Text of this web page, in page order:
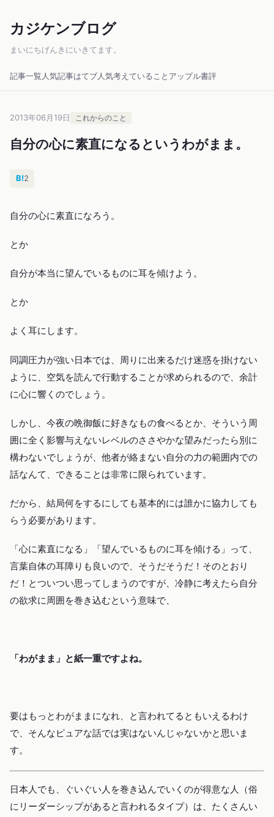
カジケンブログ
まいにちげんきにいきてます。
記事一覧 人気記事はてブ人気考えていること アップル書評
2013年06月19日 これからのこと
自分の心に素直になるというわがまま。
B!2
自分の心に素直になろう。
とか
自分が本当に望んでいるものに耳を傾けよう。
とか
よく耳にします。
同調圧力が強い日本では、周りに出来るだけ迷惑を掛けない
ように、空気を読んで行動することが求められるので、余計
に心に響くのでしょう。
しかし、今夜の晩御飯に好きなもの食べるとか、そういう周
囲に全く影響与えないレベルのささやかな望みだったら別に
構わないでしょうが、他者が絡まない自分の力の範囲内での
話なんて、できることは非常に限られています。
だから、結局何をするにしても基本的には誰かに協力しても
らう必要があります。
「心に素直になる」「望んでいるものに耳を傾ける」って、
言葉自体の耳障りも良いので、そうだそうだ！そのとおり
だ！とついつい思ってしまうのですが、冷静に考えたら自分
の欲求に周囲を巻き込むという意味で、
「わがまま」と紙一重ですよね。
要はもっとわがままになれ、と言われてるともいえるわけ
で、そんなピュアな話では実はないんじゃないかと思いま
す。
日本人でも、ぐいぐい人を巻き込んでいくのが得意な人（俗
にリーダーシップがあると言われるタイプ）は、たくさんい